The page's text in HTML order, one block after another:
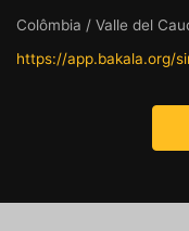
Colômbia / Valle del
https://app.bakala.org/